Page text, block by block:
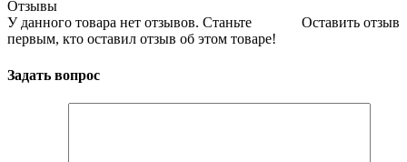
Отзывы
Оставить отзыв
У данного товара нет отзывов. Станьте
первым, кто оставил отзыв об этом товаре!
Задать вопрос